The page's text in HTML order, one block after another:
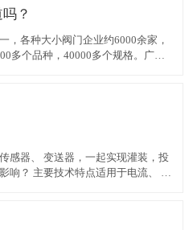
？
，各种大小阀门企业约6000余家，
多个品种，40000多个规格。广泛
感器、 变送器，一起实现灌装，投
电流、 脉